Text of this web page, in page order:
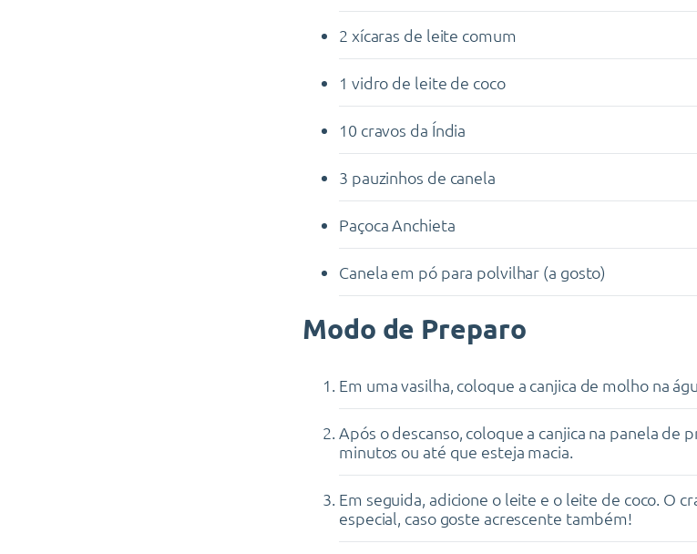
2 xícaras de leite comum
1 vidro de leite de coco
10 cravos da Índia
3 pauzinhos de canela
Paçoca Anchieta
Canela em pó para polvilhar (a gosto)
Modo de Preparo
Em uma vasilha, coloque a canjica de molho na
Após o descanso, coloque a canjica na panela de
minutos ou até que esteja macia.
Em seguida, adicione o leite e o leite de coco. O
especial, caso goste acrescente também!